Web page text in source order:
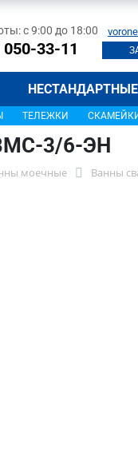
с 9:00 до 18:00
33-11
ТЕЛЕЖКИ
ВМС-3/6-ЭН
моечные
Ванны